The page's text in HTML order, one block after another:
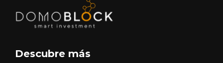
Descubre más